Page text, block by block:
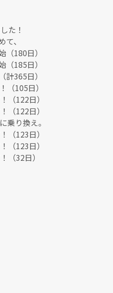
た！
、
180日）
185日）
365日）
（105日）
（122日）
（122日）
乗り換え。
（123日）
（123日）
（32日）